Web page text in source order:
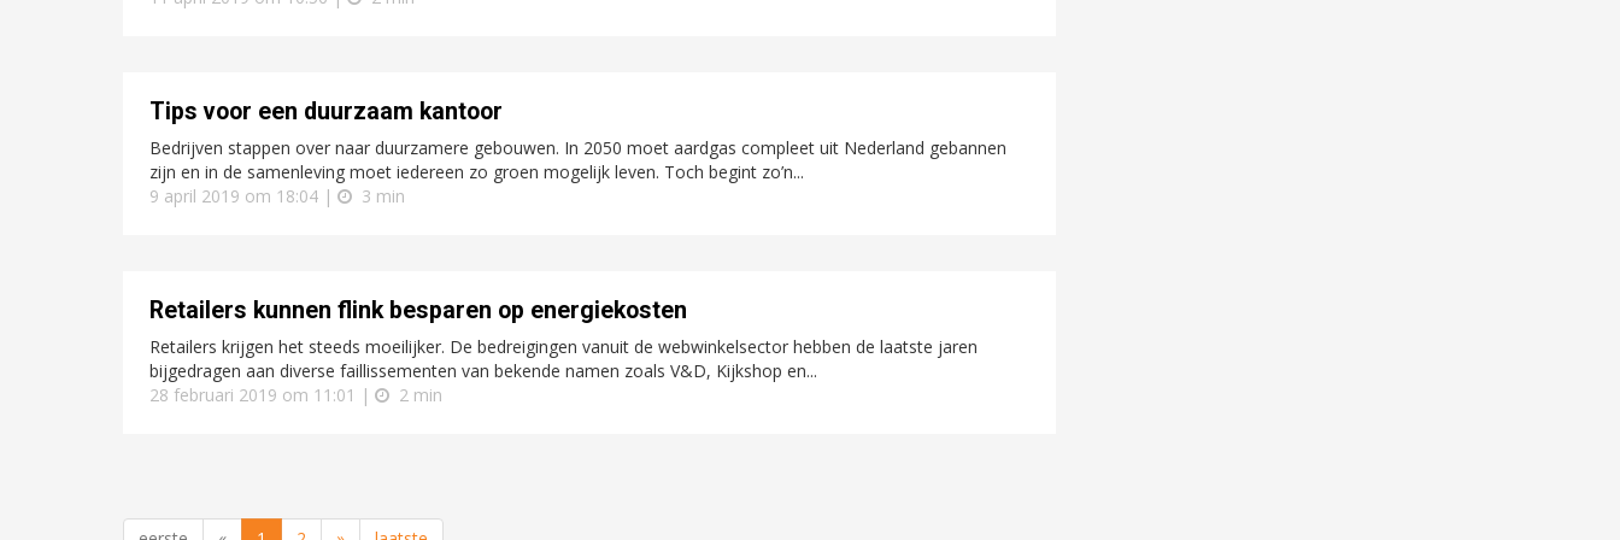
Tips voor een duurzaam kantoor
Bedrijven stappen over naar duurzamere gebouwen. In 2050 moet aardgas compleet uit Nederland gebannen
zijn en in de samenleving moet iedereen zo groen mogelijk leven. Toch begint zo’n...
9 april 2019 om 18:04 |
3 min
Retailers kunnen flink besparen op energiekosten
Retailers krijgen het steeds moeilijker. De bedreigingen vanuit de webwinkelsector hebben de laatste jaren
bijgedragen aan diverse faillissementen van bekende namen zoals V&D, Kijkshop en...
28 februari 2019 om 11:01 |
2 min